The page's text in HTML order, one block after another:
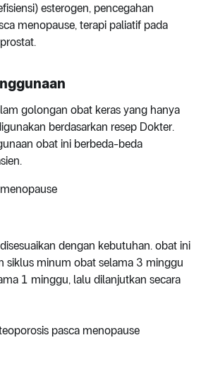
esterogen, pencegahan
menopause, terapi paliatif pada
golongan obat keras yang hanya
berdasarkan resep Dokter.
obat ini berbeda-beda
dengan kebutuhan. obat ini
siklus minum obat selama 3 minggu
1 minggu, lalu dilanjutkan secara
pasca menopause